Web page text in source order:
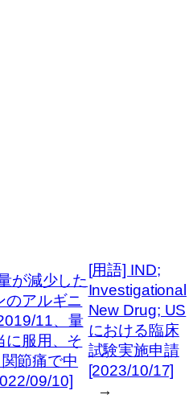
が減少した
のアルギニ
11、量
に服用、そ
節痛で中
09/10]
[用語] IND;
Investigational
New Drug; US
における臨床
試験実施申請
[2023/10/17]
→